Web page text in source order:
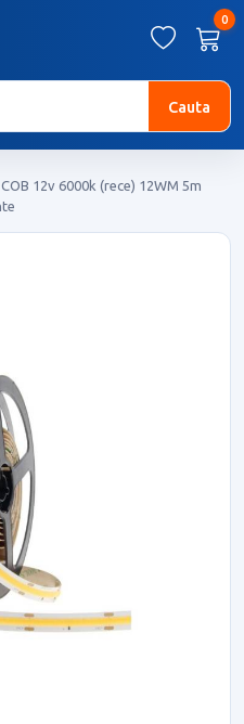
0
Cauta
12v 6000k (rece) 12WM 5m